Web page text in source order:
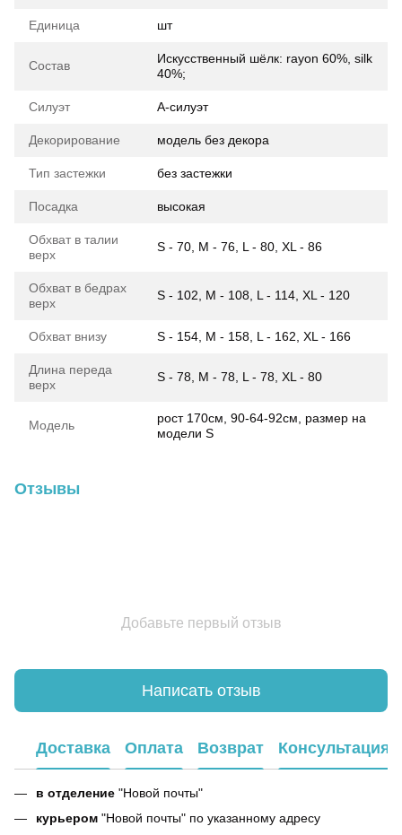
Единица шт
Состав
Искусственный шёлк: rayon 60%, silk
40%;
Силуэт А-силуэт
Декорирование модель без декора
Тип застежки без застежки
Посадка высокая
Обхват в талии
верх
S - 70, M - 76, L - 80, XL - 86
Обхват в бедрах
верх
S - 102, M - 108, L - 114, XL - 120
Обхват внизу S - 154, M - 158, L - 162, XL - 166
Длина переда
верх
S - 78, M - 78, L - 78, XL - 80
Модель
рост 170см, 90-64-92см, размер на
модели S
Отзывы
Добавьте первый отзыв
Написать отзыв
Доставка Оплата Возврат Консультация
в отделение "Новой почты"
курьером "Новой почты" по указанному адресу